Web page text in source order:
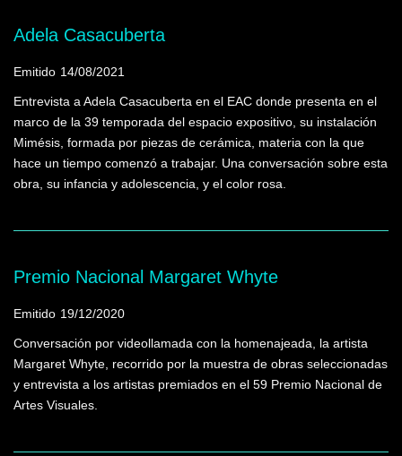
Adela Casacuberta
Emitido 14/08/2021
Entrevista a Adela Casacuberta en el EAC donde presenta en el
marco de la 39 temporada del espacio expositivo, su instalación
Mimésis, formada por piezas de cerámica, materia con la que
hace un tiempo comenzó a trabajar. Una conversación sobre esta
obra, su infancia y adolescencia, y el color rosa.
Premio Nacional Margaret Whyte
Emitido 19/12/2020
Conversación por videollamada con la homenajeada, la artista
Margaret Whyte, recorrido por la muestra de obras seleccionadas
y entrevista a los artistas premiados en el 59 Premio Nacional de
Artes Visuales.